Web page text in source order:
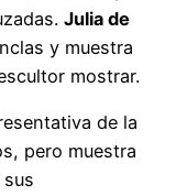
Julia de
y muestra
mostrar.
de la
pero muestra